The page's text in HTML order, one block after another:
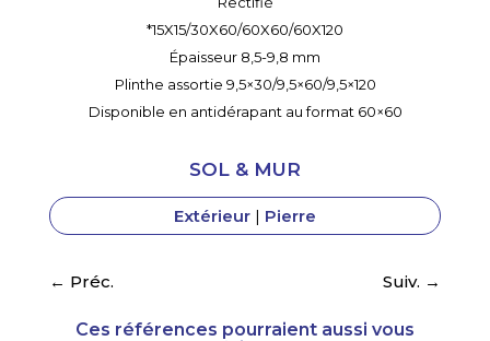
*15X15/30X60/60X60/60X120
Épaisseur 8,5-9,8 mm
Plinthe assortie 9,5×30/9,5×60/9,5×120
Disponible en antidérapant au format 60×60
SOL & MUR
Extérieur| Pierre
← Préc. Suiv. →
Ces références pourraient aussi vous